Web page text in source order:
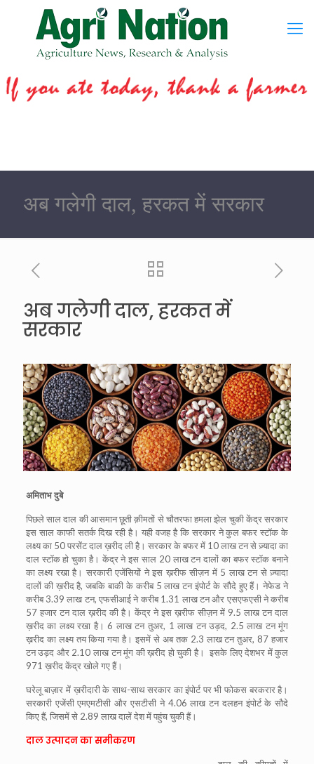
अब गलेगी दाल, हरकत में सरकार
अब गलेगी दाल, हरकत में
सरकार
अमिताभ दुबे
पिछले साल दाल की आसमान छूती क़ीमतों से चौतरफा हमला झेल चुकी केंद्र सरकार
इस साल काफी सतर्क दिख रही है। यही वजह है कि सरकार ने कुल बफर स्टॉक के
लक्ष्य का 50 परसेंट दाल ख़रीद ली है। सरकार के बफर में 10 लाख टन से ज़्यादा का
दाल स्टॉक हो चुका है। केंद्र ने इस साल 20 लाख टन दालों का बफर स्टॉक बनाने
का लक्ष्य रखा है। सरकारी एजेंसियों ने इस ख़रीफ सीज़न में 5 लाख टन से ज़्यादा
दालों की ख़रीद है, जबकि बाकी के करीब 5 लाख टन इंपोर्ट के सौदे हुए हैं। नेफेड ने
करीब 3.39 लाख टन, एफसीआई ने करीब 1.31 लाख टन और एसएफएसी ने करीब
57 हजार टन दाल ख़रीद की है। केंद्र ने इस ख़रीफ सीज़न में 9.5 लाख टन दाल
ख़रीद का लक्ष्य रखा है। 6 लाख टन तुअर, 1 लाख टन उड़द, 2.5 लाख टन मूंग
ख़रीद का लक्ष्य तय किया गया है। इसमें से अब तक 2.3 लाख टन तुअर, 87 हजार
टन उड़द और 2.10 लाख टन मूंग की ख़रीद हो चुकी है। इसके लिए देशभर में कुल
971 ख़रीद केंद्र खोले गए हैं।
घरेलू बाज़ार में ख़रीदारी के साथ-साथ सरकार का इंपोर्ट पर भी फोकस बरकरार है।
सरकारी एजेंसी एमएमटीसी और एसटीसी ने 4.06 लाख टन दलहन इंपोर्ट के सौदे
किए हैं, जिसमें से 2.89 लाख दालें देश में पहुंच चुकी हैं।
दाल उत्पादन का समीकरण